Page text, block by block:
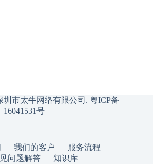
圳市太牛网络有限公司. 粤ICP备
16041531号
我们的客户
服务流程
问题解答
知识库